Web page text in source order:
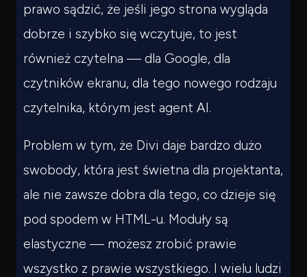
prawo sądzić, że jeśli jego strona wygląda
dobrze i szybko się wczytuje, to jest
również czytelna — dla Google, dla
czytników ekranu, dla tego nowego rodzaju
czytelnika, którym jest agent AI.
Problem w tym, że Divi daje bardzo dużo
swobody, która jest świetna dla projektanta,
ale nie zawsze dobra dla tego, co dzieje się
pod spodem w HTML-u. Moduły są
elastyczne — możesz zrobić prawie
wszystko z prawie wszystkiego. I wielu ludzi